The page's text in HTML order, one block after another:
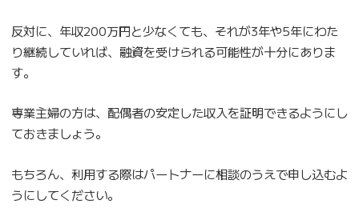
反対に、年収200万円と少なくても、それが3年や5年にわた
り継続していれば、融資を受けられる可能性が十分にありま
す。
専業主婦の方は、配偶者の安定した収入を証明できるようにし
ておきましょう。
もちろん、利用する際はパートナーに相談のうえで申し込むよ
うにしてください。